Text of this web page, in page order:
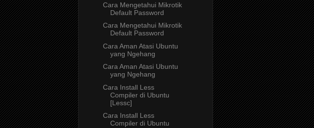
Cara Mengetahui Mikrotik
Default Password
Cara Mengetahui Mikrotik
Default Password
Cara Aman Atasi Ubuntu
yang Ngehang
Cara Aman Atasi Ubuntu
yang Ngehang
Cara Install Less
Compiler di Ubuntu
[Lessc]
Cara Install Less
Compiler di Ubuntu